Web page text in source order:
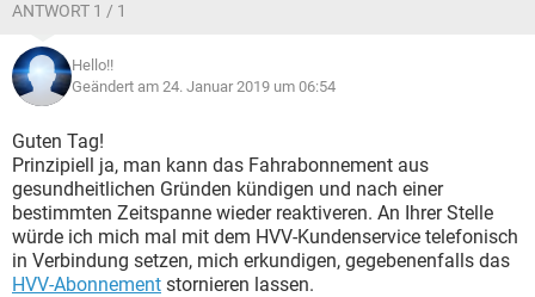
ANTWORT 1 / 1
Hello!!
Geändert am 24. Januar 2019 um 06:54
Guten Tag!
Prinzipiell ja, man kann das Fahrabonnement aus
gesundheitlichen Gründen kündigen und nach einer
bestimmten Zeitspanne wieder reaktiveren. An Ihrer Stelle
würde ich mich mal mit dem HVV-Kundenservice telefonisch
in Verbindung setzen, mich erkundigen, gegebenenfalls das
HVV-Abonnement stornieren lassen.